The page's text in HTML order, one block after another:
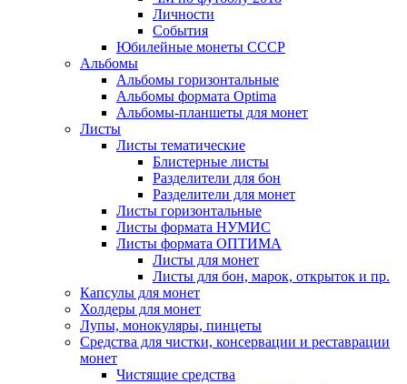
Личности
События
Юбилейные монеты СССР
Альбомы
Альбомы горизонтальные
Альбомы формата Optima
Альбомы-планшеты для монет
Листы
Листы тематические
Блистерные листы
Разделители для бон
Разделители для монет
Листы горизонтальные
Листы формата НУМИС
Листы формата ОПТИМА
Листы для монет
Листы для бон, марок, открыток и пр.
Капсулы для монет
Холдеры для монет
Лупы, монокуляры, пинцеты
Средства для чистки, консервации и реставрации
монет
Чистящие средства